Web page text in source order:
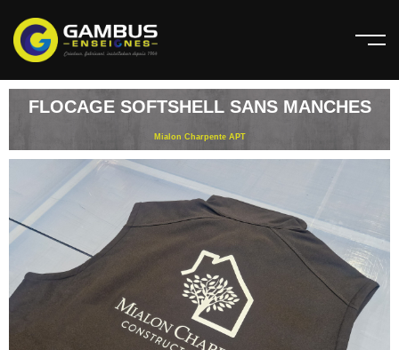
FLOCAGE SOFTSHELL SANS MANCHES
Mialon Charpente APT